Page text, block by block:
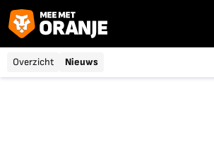
Overzicht Nieuws